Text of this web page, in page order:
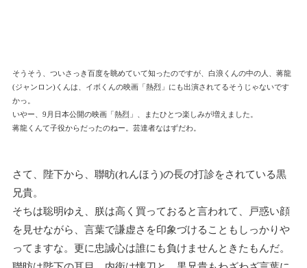
そうそう、ついさっき百度を眺めていて知ったのですが、白浪くんの中の人、蒋龍
(ジャンロン)くんは、イボくんの映画「熱烈」にも出演されてるそうじゃないです
かっ。
いやー、9月日本公開の映画「熱烈」、またひとつ楽しみが増えました。
蒋龍くんて子役からだったのねー。芸達者なはずだわ。
さて、陛下から、聯昉(れんほう)の長の打診をされている黒
兄貴。
そちは聡明ゆえ、朕は高く買っておると言われて、戸惑い顔
を見せながら、言葉で謙虚さを印象づけることもしっかりや
ってますな。更に忠誠心は誰にも負けませんときたもんだ。